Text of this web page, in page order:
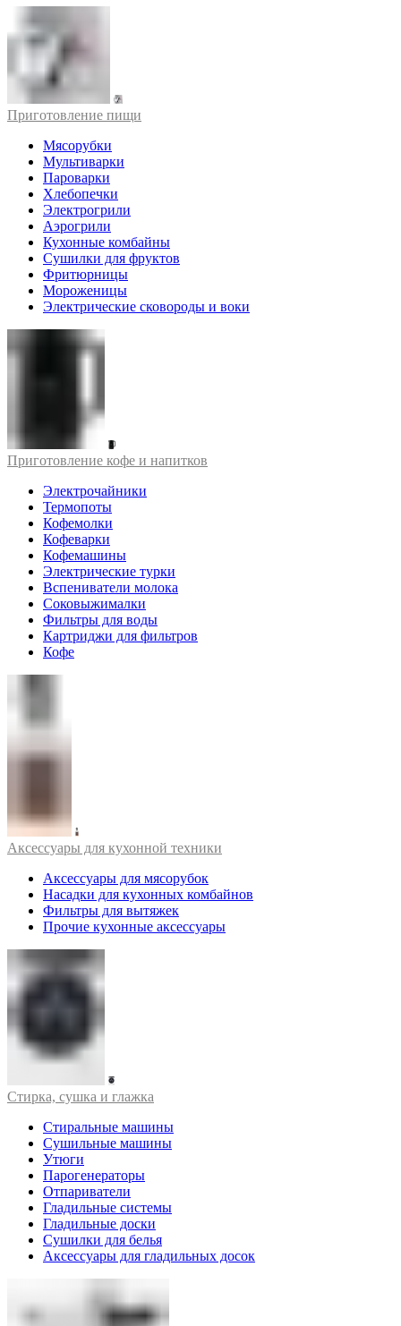
Приготовление пищи
Мясорубки
Мультиварки
Пароварки
Хлебопечки
Электрогрили
Аэрогрили
Кухонные комбайны
Сушилки для фруктов
Фритюрницы
Мороженицы
Электрические сковороды и воки
Приготовление кофе и напитков
Электрочайники
Термопоты
Кофемолки
Кофеварки
Кофемашины
Электрические турки
Вспениватели молока
Соковыжималки
Фильтры для воды
Картриджи для фильтров
Кофе
Аксессуары для кухонной техники
Аксессуары для мясорубок
Насадки для кухонных комбайнов
Фильтры для вытяжек
Прочие кухонные аксессуары
Стирка, сушка и глажка
Стиральные машины
Сушильные машины
Утюги
Парогенераторы
Отпариватели
Гладильные системы
Гладильные доски
Сушилки для белья
Аксессуары для гладильных досок